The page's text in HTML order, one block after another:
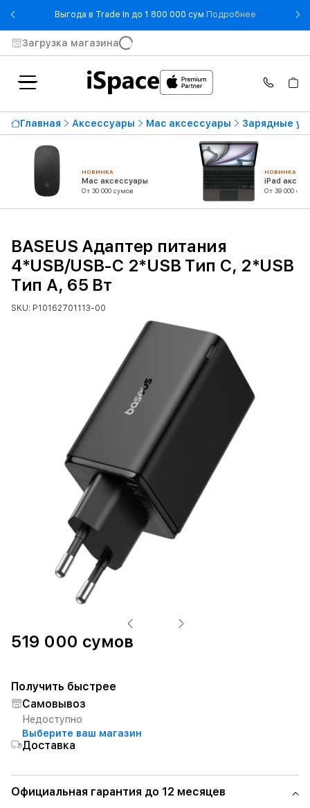
Выгода в Trade In до 1 800 000 сум Подробнее- Выгода в
Загрузка магазина
Главная Аксессуары Mac аксессуары Зарядные
НОВИНКА
Mac аксессуары
От 30 000 сумов
НОВИНКА
iPad
От 39 000
BASEUS Адаптер питания
4*USB/USB-C 2*USB Тип C, 2*USB
Тип A, 65 Вт
SKU: P10162701113-00
519 000 сумов
Получить быстрее
Самовывоз
Недоступно
Выберите ваш магазин
Доставка
Официальная гарантия до 12 месяцев